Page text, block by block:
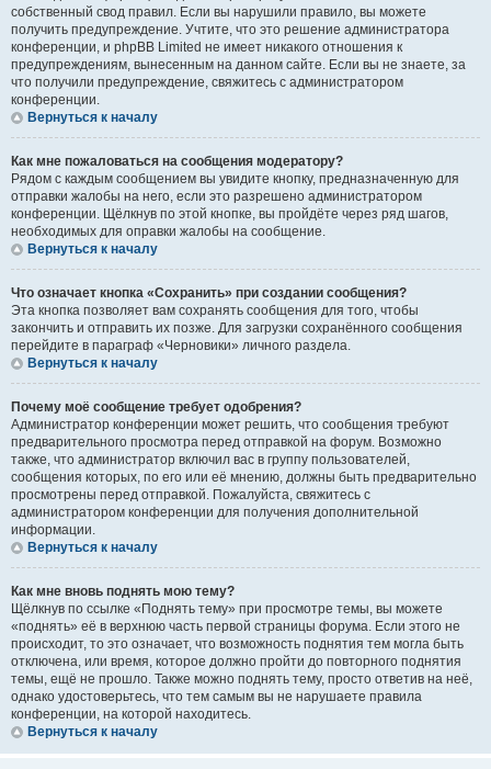
собственный свод правил. Если вы нарушили правило, вы можете
получить предупреждение. Учтите, что это решение администратора
конференции, и phpBB Limited не имеет никакого отношения к
предупреждениям, вынесенным на данном сайте. Если вы не знаете, за
что получили предупреждение, свяжитесь с администратором
конференции.
Вернуться к началу
Как мне пожаловаться на сообщения модератору?
Рядом с каждым сообщением вы увидите кнопку, предназначенную для
отправки жалобы на него, если это разрешено администратором
конференции. Щёлкнув по этой кнопке, вы пройдёте через ряд шагов,
необходимых для оправки жалобы на сообщение.
Вернуться к началу
Что означает кнопка «Сохранить» при создании сообщения?
Эта кнопка позволяет вам сохранять сообщения для того, чтобы
закончить и отправить их позже. Для загрузки сохранённого сообщения
перейдите в параграф «Черновики» личного раздела.
Вернуться к началу
Почему моё сообщение требует одобрения?
Администратор конференции может решить, что сообщения требуют
предварительного просмотра перед отправкой на форум. Возможно
также, что администратор включил вас в группу пользователей,
сообщения которых, по его или её мнению, должны быть предварительно
просмотрены перед отправкой. Пожалуйста, свяжитесь с
администратором конференции для получения дополнительной
информации.
Вернуться к началу
Как мне вновь поднять мою тему?
Щёлкнув по ссылке «Поднять тему» при просмотре темы, вы можете
«поднять» её в верхнюю часть первой страницы форума. Если этого не
происходит, то это означает, что возможность поднятия тем могла быть
отключена, или время, которое должно пройти до повторного поднятия
темы, ещё не прошло. Также можно поднять тему, просто ответив на неё,
однако удостоверьтесь, что тем самым вы не нарушаете правила
конференции, на которой находитесь.
Вернуться к началу